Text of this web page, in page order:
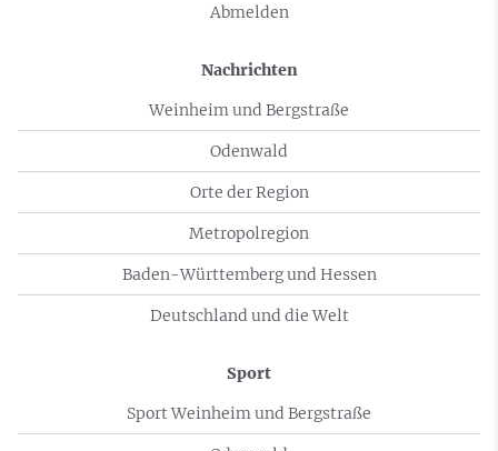
Abmelden
Nachrichten
Weinheim und Bergstraße
Odenwald
Orte der Region
Metropolregion
Baden-Württemberg und Hessen
Deutschland und die Welt
Sport
Sport Weinheim und Bergstraße